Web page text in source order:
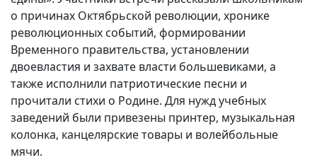
о причинах Октябрьской революции, хронике
революционных событий, формировании
Временного правительства, установлении
двоевластия и захвате власти большевиками, а
также исполнили патриотические песни и
прочитали стихи о Родине. Для нужд учебных
заведений были привезены принтер, музыкальная
колонка, канцелярские товары и волейбольные
мячи.